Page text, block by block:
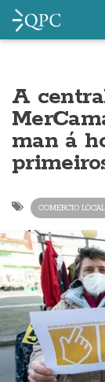
A
man á
COMERCIO LOCAL